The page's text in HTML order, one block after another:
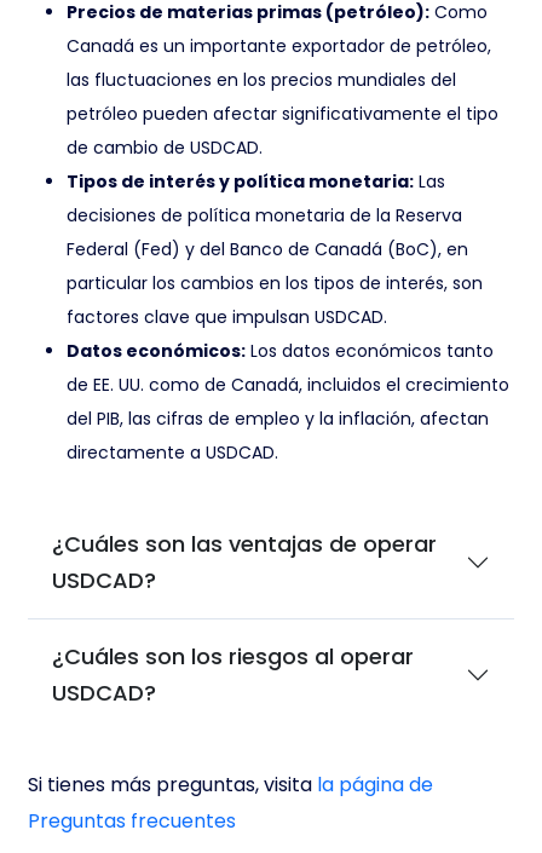
Precios de materias primas (petróleo): Como
Canadá es un importante exportador de petróleo,
las fluctuaciones en los precios mundiales del
petróleo pueden afectar significativamente el tipo
de cambio de USDCAD.
Tipos de interés y política monetaria: Las
decisiones de política monetaria de la Reserva
Federal (Fed) y del Banco de Canadá (BoC), en
particular los cambios en los tipos de interés, son
factores clave que impulsan USDCAD.
Datos económicos: Los datos económicos tanto
de EE. UU. como de Canadá, incluidos el crecimiento
del PIB, las cifras de empleo y la inflación, afectan
directamente a USDCAD.
¿Cuáles son las ventajas de operar
USDCAD?
¿Cuáles son los riesgos al operar
USDCAD?
Si tienes más preguntas, visita la página de
Preguntas frecuentes